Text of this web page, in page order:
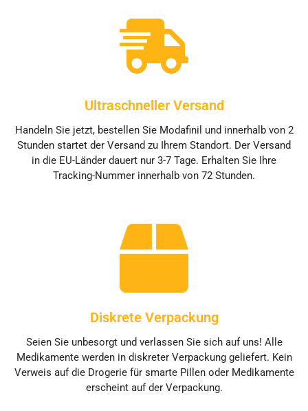
Ultraschneller Versand
Handeln Sie jetzt, bestellen Sie Modafinil und innerhalb von 2
Stunden startet der Versand zu Ihrem Standort. Der Versand
in die EU-Länder dauert nur 3-7 Tage. Erhalten Sie Ihre
Tracking-Nummer innerhalb von 72 Stunden.
Diskrete Verpackung
Seien Sie unbesorgt und verlassen Sie sich auf uns! Alle
Medikamente werden in diskreter Verpackung geliefert. Kein
Verweis auf die Drogerie für smarte Pillen oder Medikamente
erscheint auf der Verpackung.